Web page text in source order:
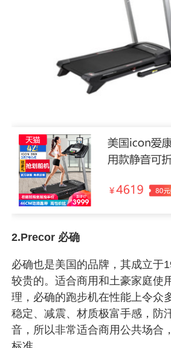
2.Precor 必确
必确也是美国的品牌，其成立于
较贵的。适合商用和土豪家庭使
理，必确的跑步机在性能上令众
稳定、减震、材质极富手感，防
音，所以非常适合商用公共场合